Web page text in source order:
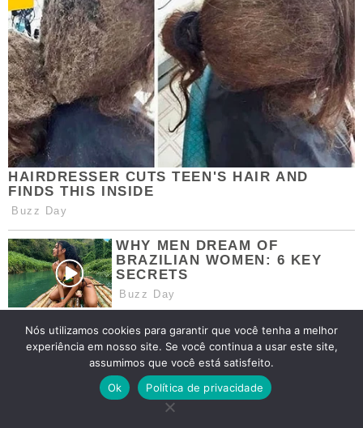
Nós utilizamos cookies para garantir que você tenha a melhor
experiência em nosso site. Se você continua a usar este site,
assumimos que você está satisfeito.
Ok
Política de privacidade